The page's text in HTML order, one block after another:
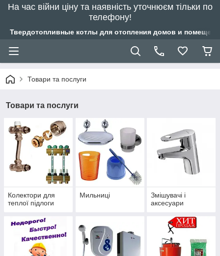
На час війни ціну та наявність уточнюєм тільки по
телефону!
Твердотопливные котлы для отопления домов и
Товари та послуги
Товари та послуги
Колектори для
теплої підлоги
Мильниці
Змішувачі і
аксесуари